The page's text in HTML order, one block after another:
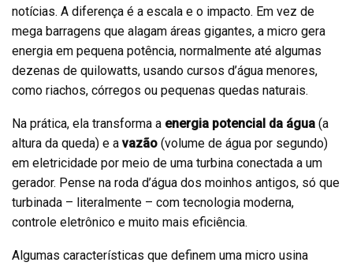
notícias. A diferença é a escala e o impacto. Em vez de
mega barragens que alagam áreas gigantes, a micro gera
energia em pequena potência, normalmente até algumas
dezenas de quilowatts, usando cursos d’água menores,
como riachos, córregos ou pequenas quedas naturais.
Na prática, ela transforma a energia potencial da água (a
altura da queda) e a vazão (volume de água por segundo)
em eletricidade por meio de uma turbina conectada a um
gerador. Pense na roda d’água dos moinhos antigos, só que
turbinada – literalmente – com tecnologia moderna,
controle eletrônico e muito mais eficiência.
Algumas características que definem uma micro usina